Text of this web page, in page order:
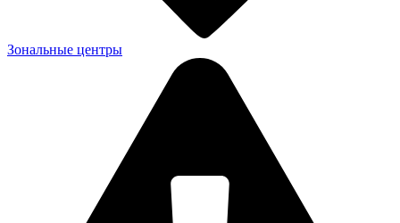
Зональные центры